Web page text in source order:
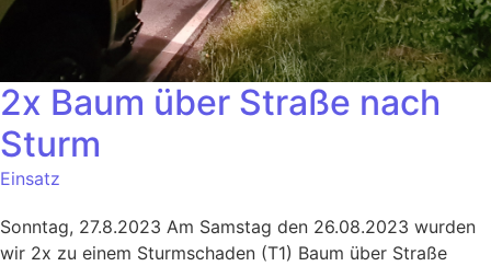
2x Baum über Straße nach
Sturm
Einsatz
Sonntag, 27.8.2023 Am Samstag den 26.08.2023 wurden
wir 2x zu einem Sturmschaden (T1) Baum über Straße